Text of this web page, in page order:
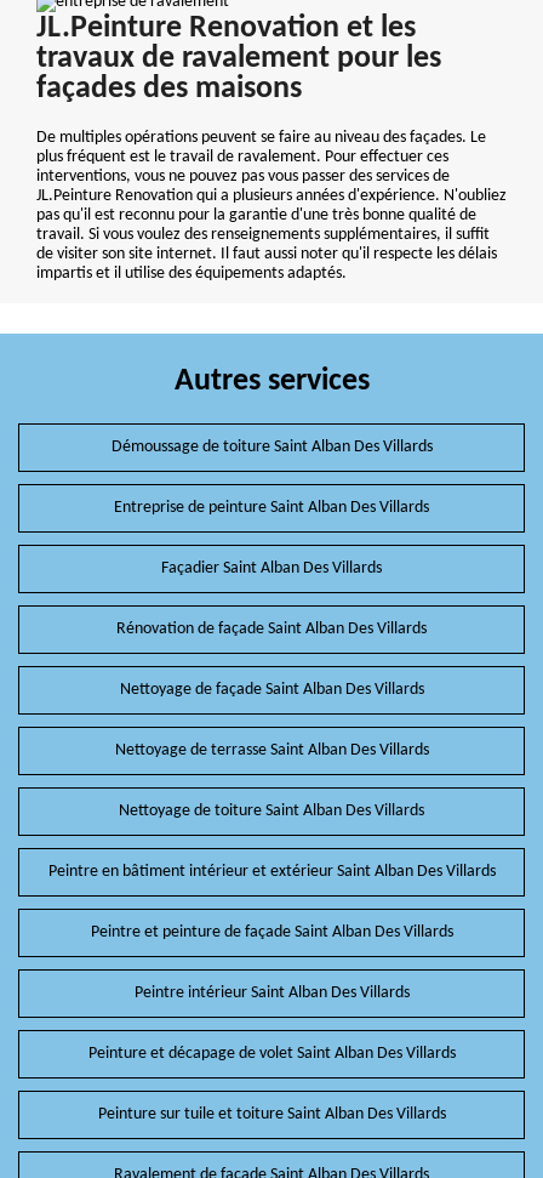
JL.Peinture Renovation et les
travaux de ravalement pour les
façades des maisons
De multiples opérations peuvent se faire au niveau des façades. Le
plus fréquent est le travail de ravalement. Pour effectuer ces
interventions, vous ne pouvez pas vous passer des services de
JL.Peinture Renovation qui a plusieurs années d'expérience. N'oubliez
pas qu'il est reconnu pour la garantie d'une très bonne qualité de
travail. Si vous voulez des renseignements supplémentaires, il suffit
de visiter son site internet. Il faut aussi noter qu'il respecte les délais
impartis et il utilise des équipements adaptés.
Autres services
Démoussage de toiture Saint Alban Des Villards
Entreprise de peinture Saint Alban Des Villards
Façadier Saint Alban Des Villards
Rénovation de façade Saint Alban Des Villards
Nettoyage de façade Saint Alban Des Villards
Nettoyage de terrasse Saint Alban Des Villards
Nettoyage de toiture Saint Alban Des Villards
Peintre en bâtiment intérieur et extérieur Saint Alban Des Villards
Peintre et peinture de façade Saint Alban Des Villards
Peintre intérieur Saint Alban Des Villards
Peinture et décapage de volet Saint Alban Des Villards
Peinture sur tuile et toiture Saint Alban Des Villards